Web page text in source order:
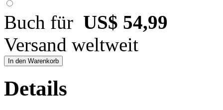
Buch für US$ 54,99
Versand weltweit
In den Warenkorb
Details